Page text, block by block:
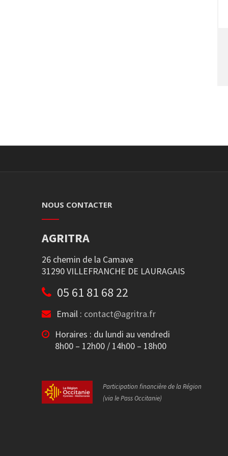
NOUS CONTACTER
AGRITRA
26 chemin de la Camave
31290 VILLEFRANCHE DE LAURAGAIS
05 61 81 68 22
Email : contact@agritra.fr
Horaires : du lundi au vendredi
8h00 – 12h00 / 14h00 – 18h00
Participation financière de la Région
(via le Pass Occitanie)